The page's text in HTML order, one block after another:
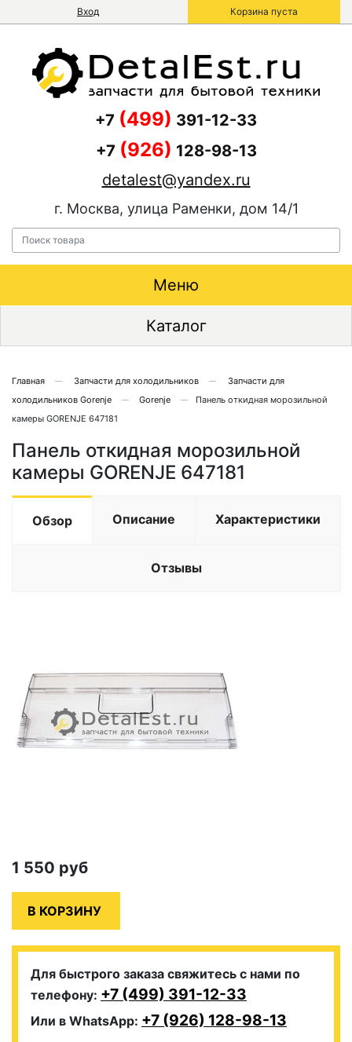
Вход Корзина пуста
+7 (499) 391-12-33
+7 (926) 128-98-13
detalest@yandex.ru
г. Москва, улица Раменки, дом 14/1
Меню
Каталог
Главная Запчасти для холодильников
Запчасти для
холодильников Gorenje
Gorenje
Панель откидная морозильной
камеры GORENJE 647181
Панель откидная морозильной
камеры GORENJE 647181
Обзор Описание Характеристики
Отзывы
1 550 руб
Для быстрого заказа свяжитесь с нами по
телефону: +7 (499) 391-12-33
Или в WhatsApp: +7 (926) 128-98-13